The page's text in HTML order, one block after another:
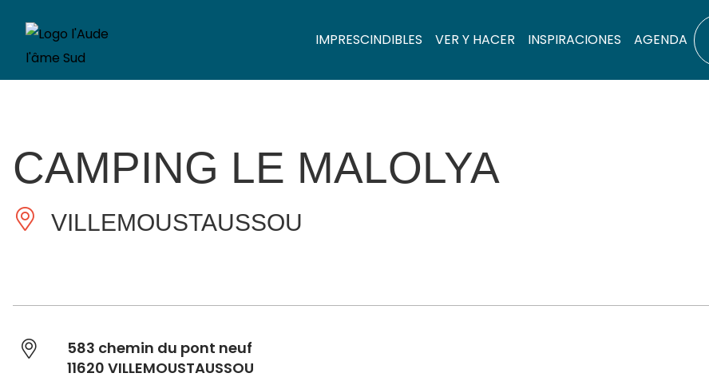
IMPRESCINDIBLES VER Y HACER INSPIRACIONES AGENDA
CAMPING LE MALOLYA
VILLEMOUSTAUSSOU
583 chemin du pont neuf
11620 VILLEMOUSTAUSSOU